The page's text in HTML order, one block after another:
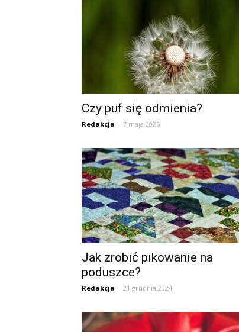
Czy puf się odmienia?
Redakcja - 7 maja 2025
Jak zrobić pikowanie na
poduszce?
Redakcja - 21 grudnia 2024